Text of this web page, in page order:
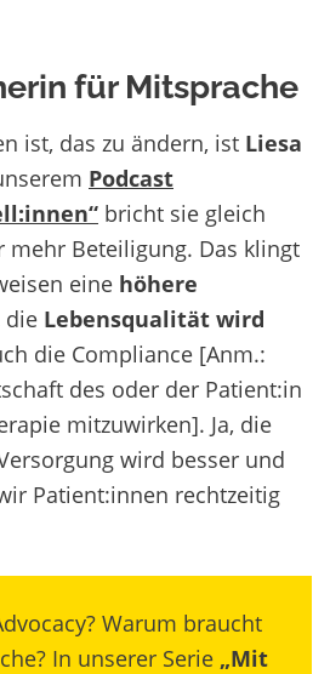
für Mitsprache
ist, das zu ändern, ist Liesa
Podcast
bricht sie gleich
mehr Beteiligung. Das klingt
eine höhere
die Lebensqualität wird
die Compliance [Anm.:
des oder der Patient:in
mitzuwirken]. Ja, die
wird besser und
Patient:innen rechtzeitig
Warum braucht
In unserer Serie „Mit